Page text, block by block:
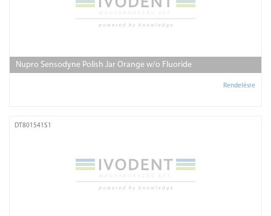
Nupro Sensodyne Polish Jar Orange w/o Fluoride
Rendelésre
DT801541S1